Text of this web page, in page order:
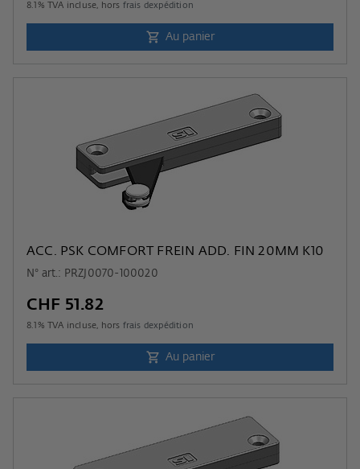
8.1 % TVA incluse, hors frais dexpédition
Au panier
ACC. PSK COMFORT FREIN ADD. FIN 20MM K10
N° art.: PRZJ0070-100020
CHF 51.82
8.1 % TVA incluse, hors frais dexpédition
Au panier